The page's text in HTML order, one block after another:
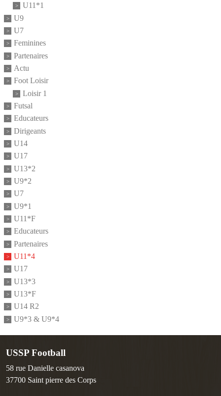
U11*1
U9
U7
Feminines
Partenaires
Actu
Foot Loisir
Loisir 1
Futsal
Educateurs
Dirigeants
U14
U17
U13*2
U9*2
U7
U9*1
U11*F
Educateurs
Partenaires
U11*4
U17
U13*3
U13*F
U14 R2
U9*3 & U9*4
USSP Football
58 rue Danielle casanova
37700 Saint pierre des Corps